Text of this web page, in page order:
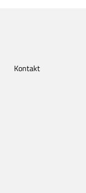
Kontakt